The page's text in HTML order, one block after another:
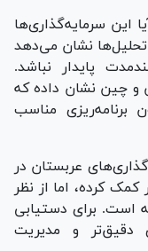
سرمایه‌گذاری‌ها
تحلیل‌ها نشان می‌دهد
پایدار نباشد.
و چین نشان داده که
برنامه‌ریزی مناسب
عربستان در
کرده، اما از نظر
است. برای دستیابی
دقیق‌تر و مدیریت